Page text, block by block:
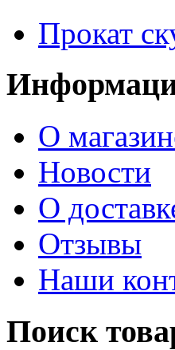
Прокат
О
Новости
О
Отзывы
Наши
Поиск